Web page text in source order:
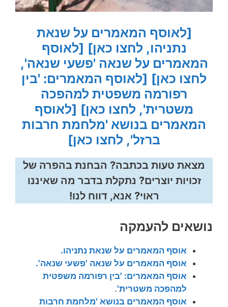
[לאוסף המאמרים על שנאת
נתניהו, לחצו כאן] [לאוסף
המאמרים על שנאה 'פשעי שנאה',
לחצו כאן] [לאוסף המאמרים: 'בין
רפורמה משפטית למהפכה
משטרית', לחצו כאן] [לאוסף
המאמרים בנושא 'מלחמת חרבות
ברזל', לחצו כאן]
מצאת טעות בכתבה? הבחנת בהפרה של
זכויות יוצרים? נתקלת בדבר מה שאיננו
ראוי? אנא, דווח לנו!
נושאים להעמקה
אוסף המאמרים על שנאת נתניהו.
אוסף המאמרים על שנאה 'פשעי שנאה'.
אוסף המאמרים: 'בין רפורמה משפטית
למהפכה משטרית'.
אוסף המאמרים בנושא 'מלחמת חרבות